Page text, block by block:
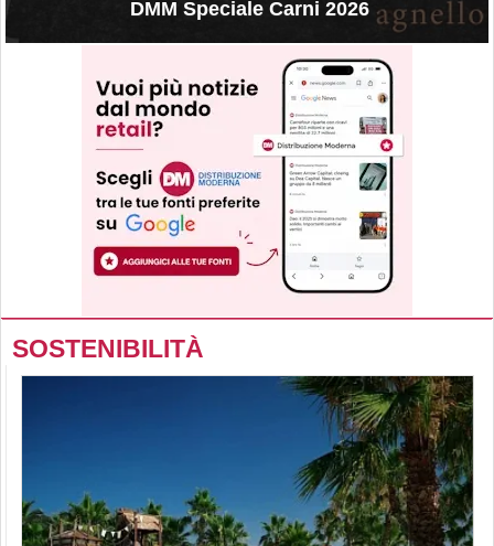
DMM Speciale Carni 2026
SOSTENIBILITÀ